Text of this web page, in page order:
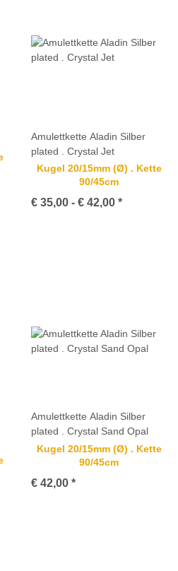
Amulettkette Aladin Silber
plated . Crystal Jet
Kugel 20/15mm (Ø) . Kette
90/45cm
€ 35,00 - € 42,00 *
Amulettkette Aladin Silber
plated . Crystal Sand Opal
Kugel 20/15mm (Ø) . Kette
90/45cm
€ 42,00 *